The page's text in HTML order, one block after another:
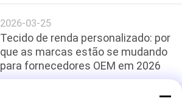
2026-03-25
Tecido de renda personalizado: por
que as marcas estão se mudando
para fornecedores OEM em 2026